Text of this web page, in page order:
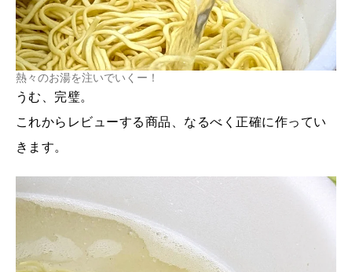
熱々のお湯を注いでいくー！
うむ、完璧。
これからレビューする商品、なるべく正確に作ってい
きます。